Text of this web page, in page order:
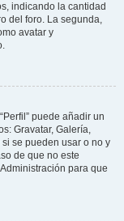
indicando la cantidad
del foro. La segunda,
avatar y
puede añadir un
Gravatar, Galería,
se pueden usar o no y
de que no este
para que